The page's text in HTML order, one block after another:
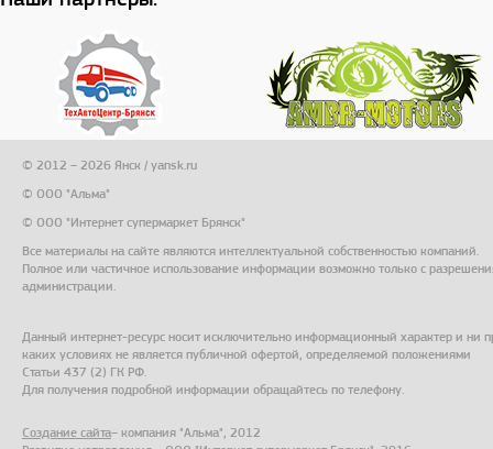
© 2012 – 2026 Янск / yansk.ru
© ООО "Альма"
© ООО "Интернет супермаркет Брянск"
Все материалы на сайте являются интеллектуальной собственностью компаний.
Полное или частичное использование информации возможно только с
администрации.
Данный интернет-ресурс носит исключительно информационный характер и ни
каких условиях не является публичной офертой, определяемой положениями
Статьи 437 (2) ГК РФ.
Для получения подробной информации обращайтесь по телефону.
Создание сайта– компания "Альма", 2012